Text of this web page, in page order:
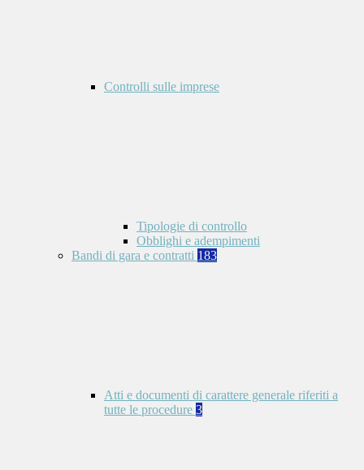
Controlli sulle imprese
Tipologie di controllo
Obblighi e adempimenti
Bandi di gara e contratti 183
Atti e documenti di carattere generale riferiti a
tutte le procedure 3